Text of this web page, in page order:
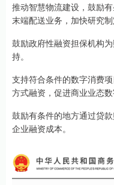
推动智慧物流建设，鼓励
末端配送业务，加快研究
鼓励政府性融资担保机构
持。
支持符合条件的数字消费
方式融资，促进商业业态
鼓励有条件的地方通过贷
企业融资成本。